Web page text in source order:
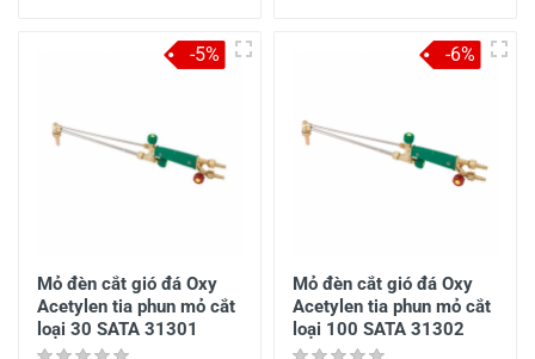
Mỏ đèn cắt gió đá Oxy
Acetylen tia phun mỏ cắt
loại 30 SATA 31301
-5%
Mỏ đèn cắt gió đá Oxy
Acetylen tia phun mỏ cắt
loại 100 SATA 31302
-6%